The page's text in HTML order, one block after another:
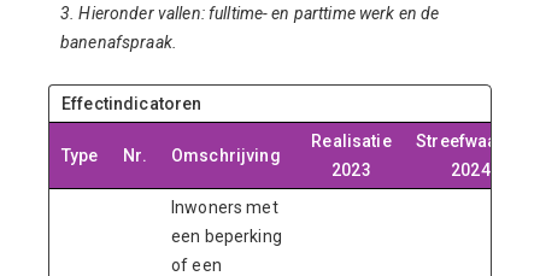
3. Hieronder vallen: fulltime- en parttime werk en de
banenafspraak.
Effectindicatoren
Type Nr. Omschrijving
Realisatie
2023
Streefwaarde
2024
Inwoners met
een beperking
of een